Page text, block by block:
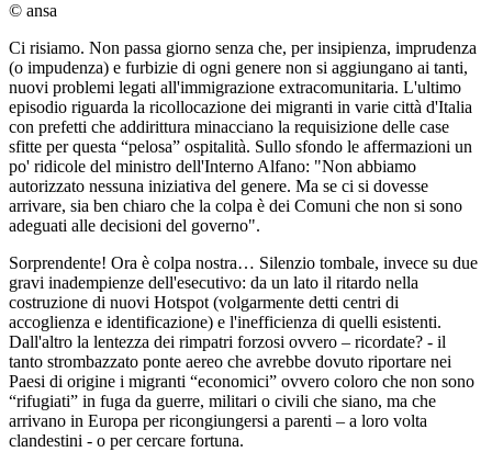
© ansa
Ci risiamo. Non passa giorno senza che, per insipienza, imprudenza
(o impudenza) e furbizie di ogni genere non si aggiungano ai tanti,
nuovi problemi legati all'immigrazione extracomunitaria. L'ultimo
episodio riguarda la ricollocazione dei migranti in varie città d'Italia
con prefetti che addirittura minacciano la requisizione delle case
sfitte per questa “pelosa” ospitalità. Sullo sfondo le affermazioni un
po' ridicole del ministro dell'Interno Alfano: "Non abbiamo
autorizzato nessuna iniziativa del genere. Ma se ci si dovesse
arrivare, sia ben chiaro che la colpa è dei Comuni che non si sono
adeguati alle decisioni del governo".
Sorprendente! Ora è colpa nostra… Silenzio tombale, invece su due
gravi inadempienze dell'esecutivo: da un lato il ritardo nella
costruzione di nuovi Hotspot (volgarmente detti centri di
accoglienza e identificazione) e l'inefficienza di quelli esistenti.
Dall'altro la lentezza dei rimpatri forzosi ovvero – ricordate? - il
tanto strombazzato ponte aereo che avrebbe dovuto riportare nei
Paesi di origine i migranti “economici” ovvero coloro che non sono
“rifugiati” in fuga da guerre, militari o civili che siano, ma che
arrivano in Europa per ricongiungersi a parenti – a loro volta
clandestini - o per cercare fortuna.